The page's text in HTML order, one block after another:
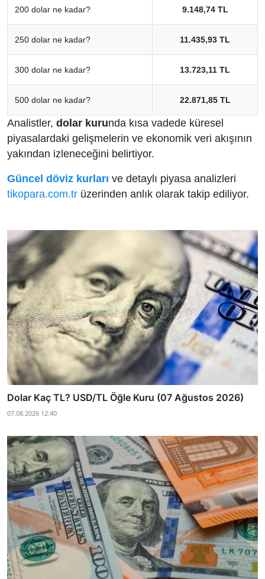
200 dolar ne kadar? 9.148,74 TL
250 dolar ne kadar? 11.435,93 TL
300 dolar ne kadar? 13.723,11 TL
500 dolar ne kadar? 22.871,85 TL
Analistler, dolar kurunda kısa vadede küresel
piyasalardaki gelişmelerin ve ekonomik veri akışının
yakından izleneceğini belirtiyor.
Güncel döviz kurları ve detaylı piyasa analizleri
tikopara.com.tr üzerinden anlık olarak takip ediliyor.
Dolar Kaç TL? USD/TL Öğle Kuru (07 Ağustos 2026)
07.08.2026 12:40